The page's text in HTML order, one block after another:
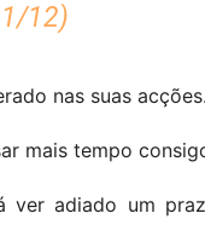
12)
nas suas acções.
mais tempo
ver adiado um